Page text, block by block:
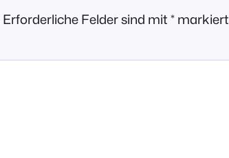
Erforderliche Felder sind mit * markiert